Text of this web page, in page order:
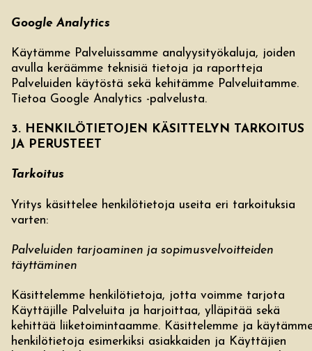
Google Analytics
Käytämme Palveluissamme analyysityökaluja, joiden
avulla keräämme teknisiä tietoja ja raportteja
Palveluiden käytöstä sekä kehitämme Palveluitamme.
Tietoa Google Analytics -palvelusta.
3. HENKILÖTIETOJEN KÄSITTELYN TARKOITUS
JA PERUSTEET
Tarkoitus
Yritys käsittelee henkilötietoja useita eri tarkoituksia
varten:
Palveluiden tarjoaminen ja sopimusvelvoitteiden
täyttäminen
Käsittelemme henkilötietoja, jotta voimme tarjota
Käyttäjille Palveluita ja harjoittaa, ylläpitää sekä
kehittää liiketoimintaamme. Käsittelemme ja
henkilötietoja esimerkiksi asiakkaiden ja Käyttäjien